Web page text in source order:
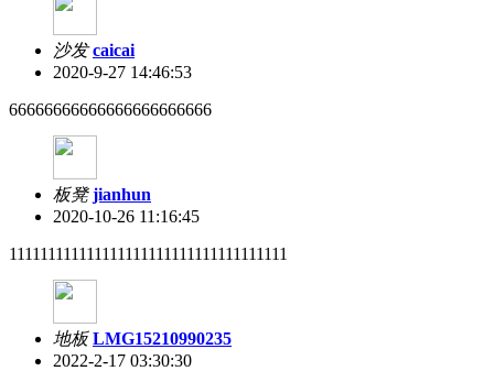
沙发 caicai
2020-9-27 14:46:53
66666666666666666666666
板凳 jianhun
2020-10-26 11:16:45
111111111111111111111111111111111111
地板 LMG15210990235
2022-2-17 03:30:30